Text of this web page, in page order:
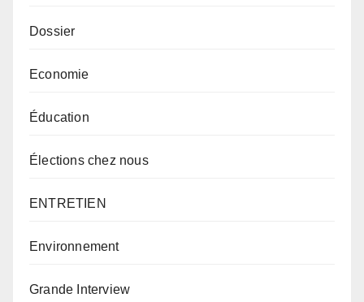
Dossier
Economie
Éducation
Élections chez nous
ENTRETIEN
Environnement
Grande Interview